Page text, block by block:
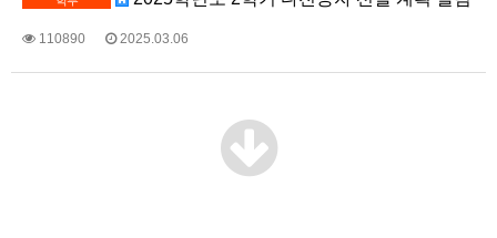
110890 2025.03.06